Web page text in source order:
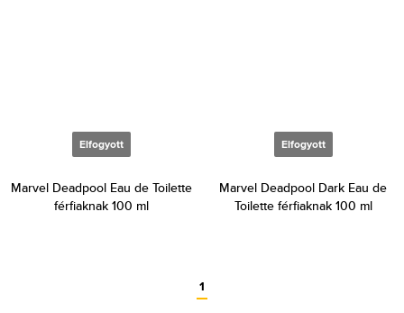
Elfogyott
Marvel Deadpool Eau de Toilette
férfiaknak 100 ml
Elfogyott
Marvel Deadpool Dark Eau de
Toilette férfiaknak 100 ml
1